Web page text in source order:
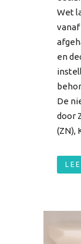
Wet
vanaf
en
De
door
(ZN),